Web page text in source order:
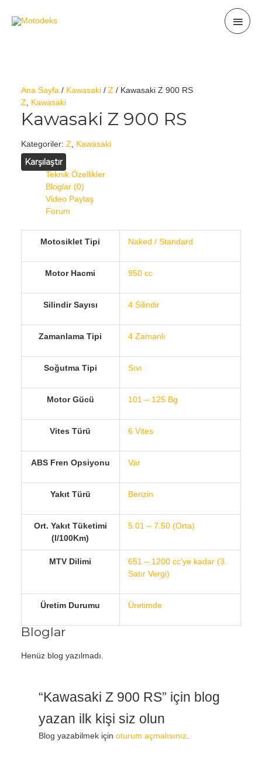
Ana Sayfa / Kawasaki/ Z / Kawasaki Z 900 RS
Z
Kawasaki
Kawasaki Z 900 RS
Kategoriler: Z Kawasaki
Karşılaştır
Teknik Özellikler
Bloglar (0)
Video Paylaş
Forum
Motosiklet Tipi Naked / Standard
Motor Hacmi 950 cc
Silindir Sayısı 4 Silindir
Zamanlama Tipi 4 Zamanlı
Soğutma Tipi Sıvı
Motor Gücü 101 – 125 Bg
Vites Türü 6 Vites
ABS Fren Opsiyonu Var
Yakıt Türü Benzin
Ort. Yakıt Tüketimi
(l/100Km)
5.01 – 7.50 (Orta)
MTV Dilimi
651 – 1200 cc'ye kadar (3.
Satır Vergi)
Üretim Durumu Üretimde
Bloglar
Henüz blog yazılmadı.
“Kawasaki Z 900 RS” için blog
yazan ilk kişi siz olun
Blog yazabilmek için oturum açmalısınız.